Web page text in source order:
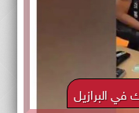
في البرازيل